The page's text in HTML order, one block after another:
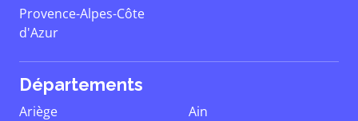
Provence-Alpes-Côte
d'Azur
Départements
Ariège
Ain